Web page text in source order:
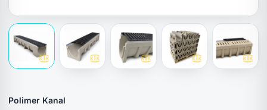
Polimer Kanal